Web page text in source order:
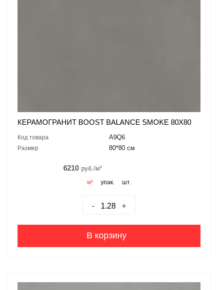
КЕРАМОГРАНИТ BOOST BALANCE SMOKE 80X80
Код товара A9Q6
Размер 80*80 см
6210 руб./м²
м² упак. шт.
- +
В корзину